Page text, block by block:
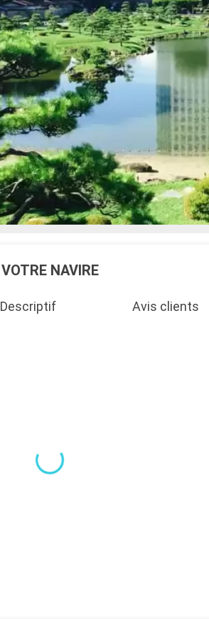
VOTRE NAVIRE
Descriptif Avis clients